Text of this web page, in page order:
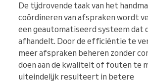
De tijdrovende taak van het
coördineren van afspraken wordt
een geautomatiseerd systeem dat
afhandelt. Door de efficiëntie te
meer afspraken beheren zonder
doen aan de kwaliteit of fouten te
uiteindelijk resulteert in betere